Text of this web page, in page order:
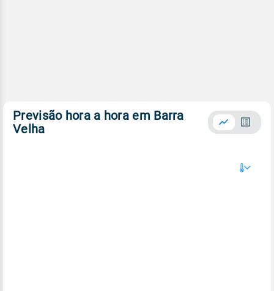
Previsão hora a hora em Barra
Velha